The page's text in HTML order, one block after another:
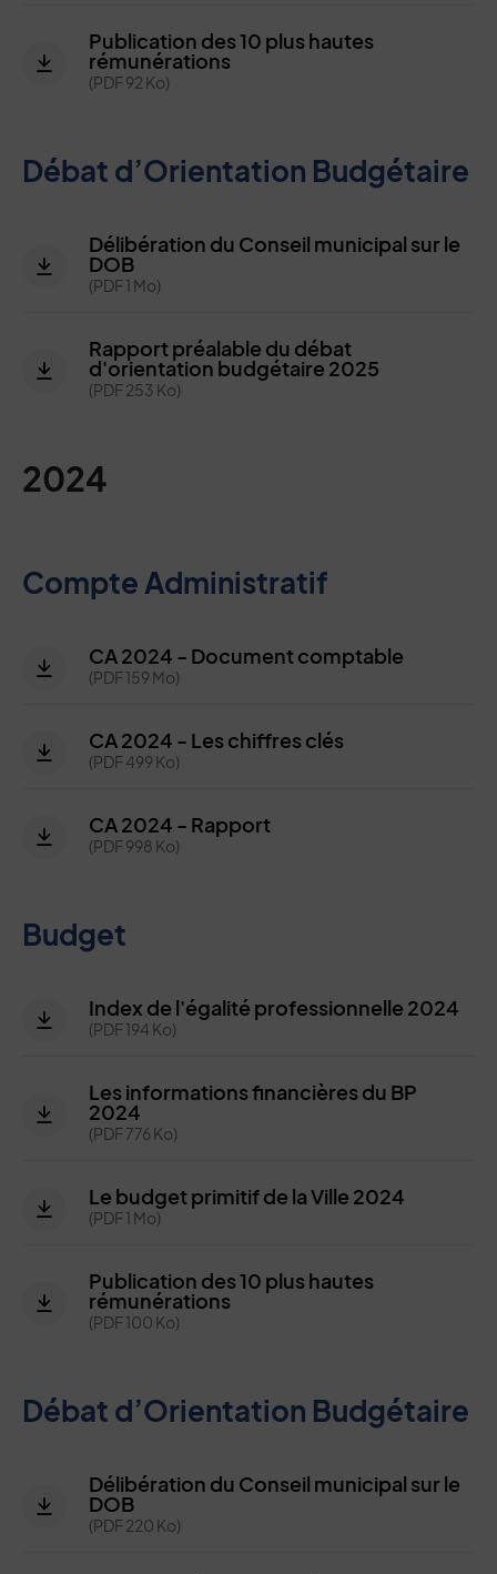
Publication des 10 plus hautes
rémunérations
(PDF 92 Ko)
Débat d’Orientation Budgétaire
Délibération du Conseil municipal sur le
DOB
(PDF 1 Mo)
Rapport préalable du débat
d'orientation budgétaire 2025
(PDF 253 Ko)
2024
Compte Administratif
CA 2024 - Document comptable
(PDF 159 Mo)
CA 2024 - Les chiffres clés
(PDF 499 Ko)
CA 2024 - Rapport
(PDF 998 Ko)
Budget
Index de l'égalité professionnelle 2024
(PDF 194 Ko)
Les informations financières du BP
2024
(PDF 776 Ko)
Le budget primitif de la Ville 2024
(PDF 1 Mo)
Publication des 10 plus hautes
rémunérations
(PDF 100 Ko)
Débat d’Orientation Budgétaire
Délibération du Conseil municipal sur le
DOB
(PDF 220 Ko)